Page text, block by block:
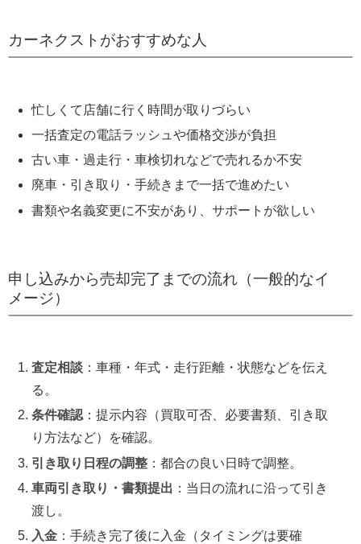
カーネクストがおすすめな人
忙しくて店舗に行く時間が取りづらい
一括査定の電話ラッシュや価格交渉が負担
古い車・過走行・車検切れなどで売れるか不安
廃車・引き取り・手続きまで一括で進めたい
書類や名義変更に不安があり、サポートが欲しい
申し込みから売却完了までの流れ（一般的なイ
メージ）
査定相談 ：車種・年式・走行距離・状態などを伝え
る。
条件確認：提示内容（買取可否、必要書類、引き取
り方法など）を確認。
引き取り日程の調整 ：都合の良い日時で調整。
車両引き取り・書類提出 ：当日の流れに沿って引き
渡し。
入金 ：手続き完了後に入金（タイミングは要確